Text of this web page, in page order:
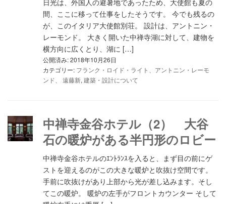
日光は、外国人の避暑地であったため、大使館も夏の
間、ここに移って仕事をしたそうです。 今でも残るの
が、このイタリア大使館別荘。 設計は、アントニン・
レーモンド。 大きく開いた中禅寺湖に対して、建物を
横方向に広くとり、湖に […]
公開済み: 2018年10月26日
カテゴリー: フランク・ロイド・ライト、アントニン・レーモ
ンド、 遠藤新, 建築・設計について
中禅寺金谷ホテル（2） 大谷
石の暖炉がある半円形のロビー
中禅寺金谷ホテルのｴﾝﾄﾗﾝｽを入ると、まず目の前にゲ
ストを迎えるのがこの大きな暖炉と吹抜け空間です。
手前に吹抜けがあり上部から光が差し込みます。そし
てこの暖炉。 暖炉の左手がフロントカウンター そして